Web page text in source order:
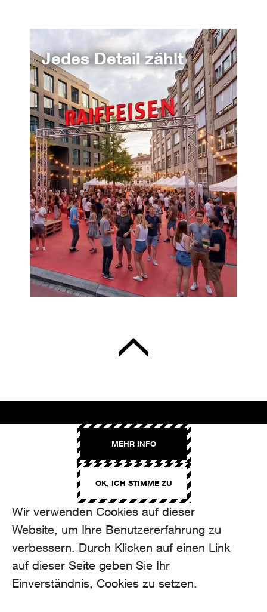
Wir verwenden Cookies auf dieser
Website, um Ihre Benutzererfahrung zu
verbessern. Durch Klicken auf einen Link
auf dieser Seite geben Sie Ihr
Einverständnis, Cookies zu setzen.
OK, ICH STIMME ZU
MEHR INFO
Jedes Detail zählt
Binzmühlestrasse 170c
CH-8050 Zürich
CONTACT
hello@aroma.ch
+41 44 208 12 29
FOLLOW US